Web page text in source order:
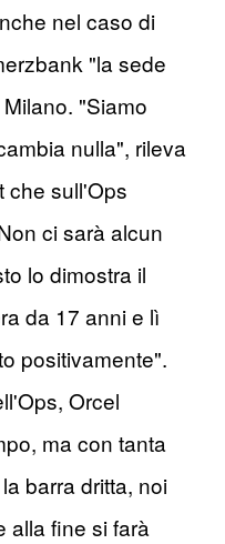
nel caso di
"la sede
"Siamo
nulla", rileva
che sull'Ops
ci sarà alcun
lo dimostra il
da 17 anni e lì
positivamente".
Orcel
ma con tanta
barra dritta, noi
alla fine si farà